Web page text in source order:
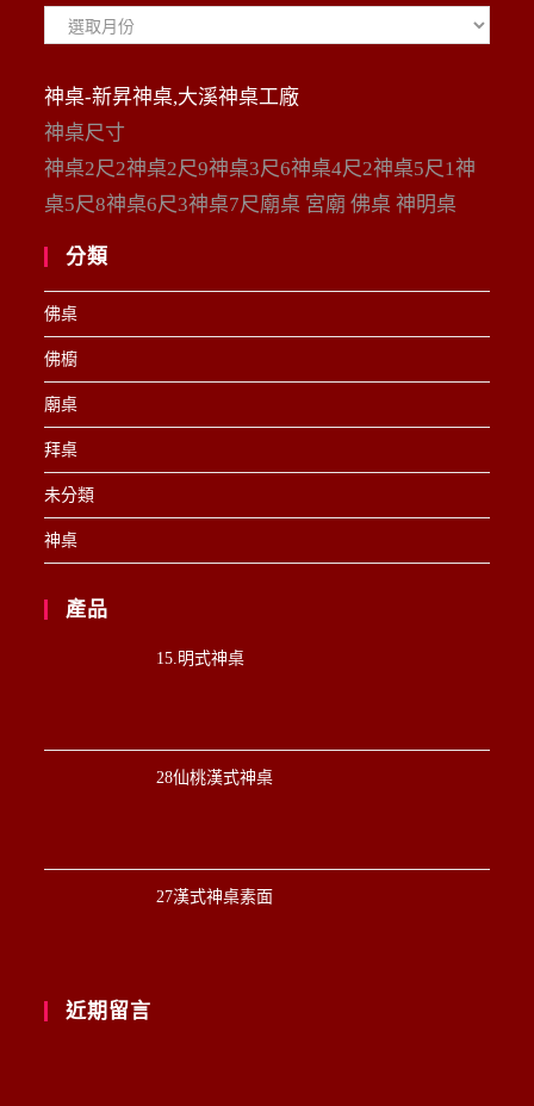
神桌-新昇神桌,大溪神桌工廠
神桌尺寸
神桌2尺2神桌2尺9神桌3尺6神桌4尺2神桌5尺1神
桌5尺8神桌6尺3神桌7尺廟桌 宮廟 佛桌 神明桌
分類
佛桌
佛櫥
廟桌
拜桌
未分類
神桌
產品
15.明式神桌
28仙桃漢式神桌
27漢式神桌素面
近期留言